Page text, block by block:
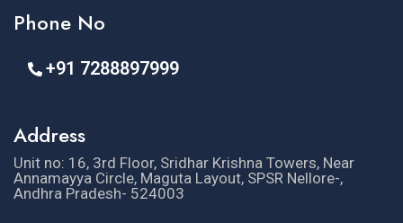
Phone No
+91 7288897999
Address
Unit no: 16, 3rd Floor, Sridhar Krishna Towers, Near
Annamayya Circle, Maguta Layout, SPSR Nellore-,
Andhra Pradesh- 524003